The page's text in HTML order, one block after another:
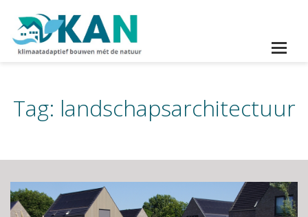
Tag: landschapsarchitectuur